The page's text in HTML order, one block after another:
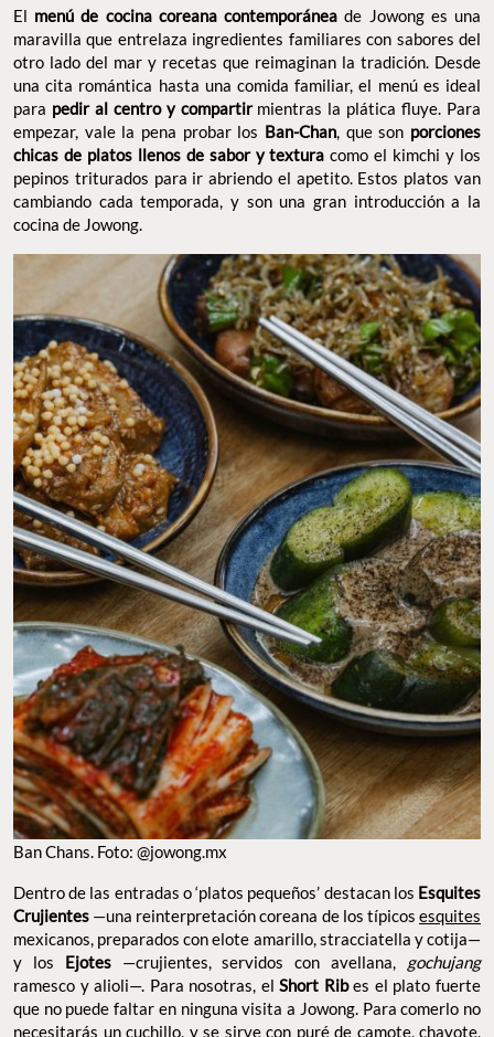
El menú de cocina coreana contemporáneade Jowong es una
maravilla que entrelaza ingredientes familiares con sabores del
otro lado del mar y recetas que reimaginan la tradición. Desde
una cita romántica hasta una comida familiar, el menú es ideal
para pedir al centro y compartirmientras la plática fluye. Para
empezar, vale la pena probar losBan-Chan, que sonporciones
chicas de platos llenos de sabor y texturacomo el kimchi y
los pepinos triturados para ir abriendo el apetito. Estos platos van
cambiando cada temporada, y son una gran introducción a la
cocina de Jowong.
BAN CHANS. FOTO: @JOWONG.MX
Esquites Crujientes—una reinterpretación coreana de los
típicosesquites mexicanos, preparados con elote amarillo,
stracciatella y cotija— y losEjotes—crujientes, servidos con
avellana,gochujangramesco y alioli—. Para nosotras, elShort
Ribes el plato fuerte que no puede faltar en ninguna visita a
Jowong. Para comerlo no necesitarás un cuchillo, y se sirve con